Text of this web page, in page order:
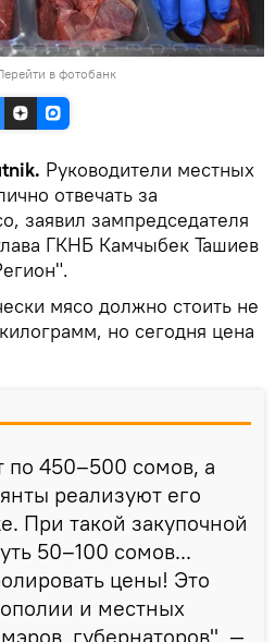
в фотобанк
Руководители местных
отвечать за
заявил зампредседателя
ГКНБ Камчыбек Ташиев
мясо должно стоить не
но сегодня цена
450–500 сомов, а
реализуют его
При такой закупочной
50–100 сомов...
цены! Это
и местных
губернаторов", —